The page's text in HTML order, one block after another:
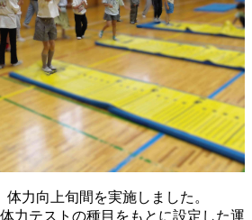
体力向上旬間を実施しました。
力テストの種目をもとに設定した運